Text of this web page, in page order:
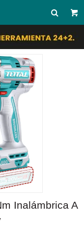
Inalámbrica A